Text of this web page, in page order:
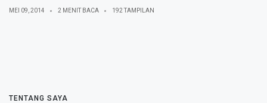
MEI 09, 2014 2 MENIT BACA 192 TAMPILAN
TENTANG SAYA